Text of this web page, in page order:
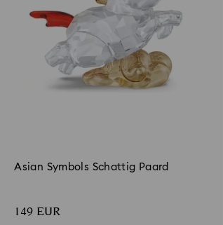
Asian Symbols Schattig Paard
149 EUR